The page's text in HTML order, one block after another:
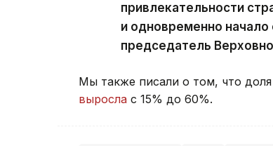
привлекательности
и одновременно
председатель
Мы также писали о том, что
выросла с 15% до 60%.